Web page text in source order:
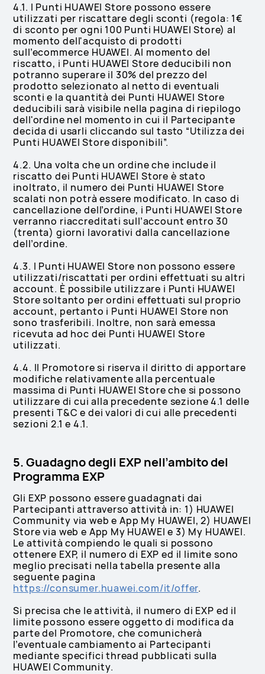
4.1. I Punti HUAWEI Store possono essere
utilizzati per riscattare degli sconti (regola: 1€
di sconto per ogni 100 Punti HUAWEI Store) al
momento dell'acquisto di prodotti
sull’ecommerce HUAWEI. Al momento del
riscatto, i Punti HUAWEI Store deducibili non
potranno superare il 30% del prezzo del
prodotto selezionato al netto di eventuali
sconti e la quantità dei Punti HUAWEI Store
deducibili sarà visibile nella pagina di riepilogo
dell'ordine nel momento in cui il Partecipante
decida di usarli cliccando sul tasto “Utilizza dei
Punti HUAWEI Store disponibili”.
4.2. Una volta che un ordine che include il
riscatto dei Punti HUAWEI Store è stato
inoltrato, il numero dei Punti HUAWEI Store
scalati non potrà essere modificato. In caso di
cancellazione dell’ordine, i Punti HUAWEI Store
verranno riaccreditati sull’account entro 30
(trenta) giorni lavorativi dalla cancellazione
dell’ordine.
4.3. I Punti HUAWEI Store non possono essere
utilizzati/riscattati per ordini effettuati su altri
account. È possibile utilizzare i Punti HUAWEI
Store soltanto per ordini effettuati sul proprio
account, pertanto i Punti HUAWEI Store non
sono trasferibili. Inoltre, non sarà emessa
ricevuta ad hoc dei Punti HUAWEI Store
utilizzati.
4.4. Il Promotore si riserva il diritto di apportare
modifiche relativamente alla percentuale
massima di Punti HUAWEI Store che si possono
utilizzare di cui alla precedente sezione 4.1 delle
presenti T&C e dei valori di cui alle precedenti
sezioni 2.1 e 4.1.
5. Guadagno degli EXP nell’ambito del
Programma EXP
Gli EXP possono essere guadagnati dai
Partecipanti attraverso attività in: 1) HUAWEI
Community via web e App My HUAWEI, 2) HUAWEI
Store via web e App My HUAWEI e 3) My HUAWEI.
Le attività compiendo le quali si possono
ottenere EXP, il numero di EXP ed il limite sono
meglio precisati nella tabella presente alla
seguente pagina
https://consumer.huawei.com/it/offer.
Si precisa che le attività, il numero di EXP ed il
limite possono essere oggetto di modifica da
parte del Promotore, che comunicherà
l’eventuale cambiamento ai Partecipanti
mediante specifici thread pubblicati sulla
HUAWEI Community.